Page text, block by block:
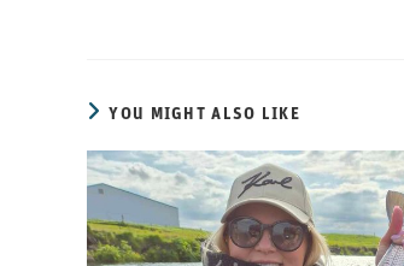
YOU MIGHT ALSO LIKE